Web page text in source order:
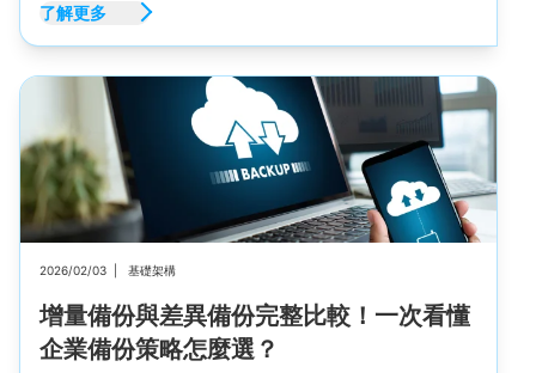
了解更多
2026/02/03 基礎架構
增量備份與差異備份完整比較！一次看懂
企業備份策略怎麼選？